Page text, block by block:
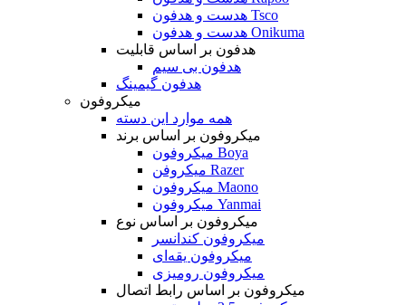
هدست و هدفون Tsco
هدست و هدفون Onikuma
هدفون بر اساس قابلیت
هدفون بی سیم
هدفون گیمینگ
میکروفون
همه موارد این دسته
میکروفون بر اساس برند
میکروفون Boya
میکروفن Razer
میکروفون Maono
میکروفون Yanmai
میکروفون بر اساس نوع
میکروفون کندانسر
میکروفون یقه‌ای
میکروفون رومیزی
میکروفون بر اساس رابط اتصال